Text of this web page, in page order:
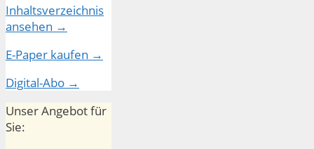
Inhaltsverzeichnis
ansehen →
E-Paper kaufen →
Digital-Abo →
Unser Angebot für
Sie: